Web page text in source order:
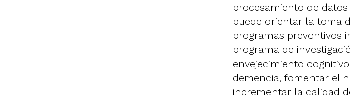
procesamiento de
puede orientar la toma
programas preventivos
programa de
envejecimiento
demencia, fomentar el
incrementar la calidad